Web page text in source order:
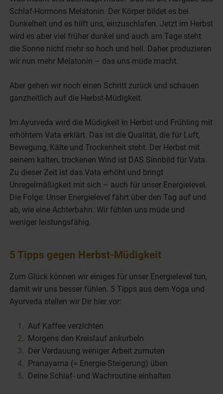
Schlaf-Hormons Melatonin. Der Körper bildet es bei
Dunkelheit und es hilft uns, einzuschlafen. Jetzt im Herbst
wird es aber viel früher dunkel und auch am Tage steht
die Sonne nicht mehr so hoch und hell. Daher produzieren
wir nun mehr Melatonin – das uns müde macht.
Aber gehen wir noch einen Schritt zurück und schauen
ganzheitlich auf die Herbst-Müdigkeit.
Im Ayurveda wird die Müdigkeit in Herbst und Frühling mit
erhöhtem Vata erklärt. Das ist die Qualität, die für Luft,
Bewegung, Kälte und Trockenheit steht. Der Herbst mit
seinem kalten, trockenen Wind ist DAS Sinnbild für Vata.
Zu dieser Zeit ist das Vata erhöht und bringt
Unregelmäßigkeit mit sich – auch für unser Energielevel.
Die Folge: Unser Energielevel fährt über den Tag auf und
ab, wie eine Achterbahn. Wir fühlen uns müde und
weniger leistungsfähig.
5 Tipps gegen Herbst-Müdigkeit
Zum Glück können wir einiges für unser Energielevel tun,
damit wir uns besser fühlen. 5 Tipps aus dem Yoga und
Ayurveda stellen wir Dir hier vor:
Auf Kaffee verzichten
Morgens den Kreislauf ankurbeln
Der Verdauung weniger Arbeit zumuten
Pranayama (= Energie-Steigerung) üben
Deine Schlaf- und Wachroutine einhalten